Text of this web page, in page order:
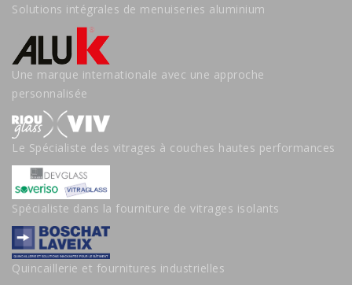
Solutions intégrales de menuiseries aluminium
Une marque internationale avec une approche
personnalisée
Le Spécialiste des vitrages à couches hautes performances
Spécialiste dans la fourniture de vitrages isolants
Quincaillerie et fournitures industrielles